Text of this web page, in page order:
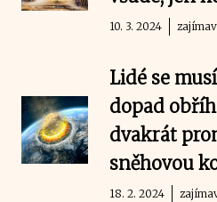
10. 3. 2024
Lidé se
dopad
dvakrát
sněhovou
18. 2. 2024